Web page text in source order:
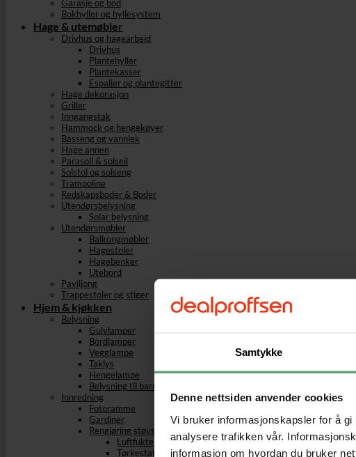
Samtykke
Denne nettsiden anvender cookies
Vi bruker informasjonskapsler for å
analysere trafikken vår.
informasjon om hvordan du bruker
Garasje og bod
Bokhyller og hyllesystem
Hage & utemøbler
Drivhus og hagearbeid
Drivhus
Plantehyller
Plantekasser
Espalier og plantegitter
Hage dekorasjon
Griller
Inngangstak
Hammock og hengekøyer
Basseng og vannlek
Hage annen
Parasoll & solseil
Solstol og solseng
Trampoline
Redskapsboder & Boder
Utendørsbelysning
Solar belysning
Utendørsmøbler
Balkongmøbler
Hagestoler
Hagebenker
Utebord
Paviljong
Trappestoler og stiger
Hjem & kjøkken
Belysning
Gulvlamper
Bordlamper
Vegglampe
Taklys
Hengelampe
Belysning til barnerom
Innredning
Fotoramme
Gardiner
Rengjøring støvsuging og stryking
Luftfuktere og Avfuktere
Tørkestativ